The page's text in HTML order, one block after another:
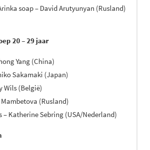
soap – David Arutyunyan (Rusland)
20 – 29 jaar
Yang (China)
Sakamaki (Japan)
Wils (België)
Mambetova (Rusland)
– Katherine Sebring (USA/Nederland)